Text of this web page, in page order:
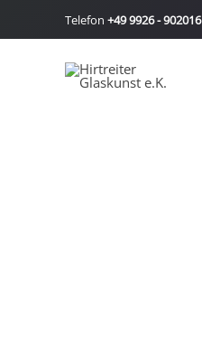
Inhalt
Telefon +49 9926 - 902016